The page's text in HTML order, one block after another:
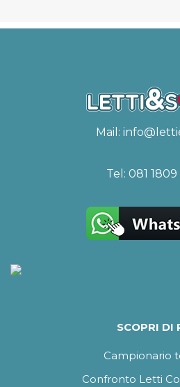
Mail:
Tel: 081 1809
SCOPRI DI
Campionario
Confronto Letti